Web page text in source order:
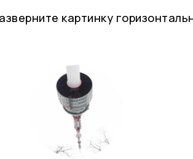
картинку